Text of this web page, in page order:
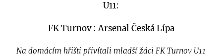
U11:
FK Turnov : Arsenal Česká Lípa
Na domácím hřišti přivítali mladší žáci FK Turnov U11